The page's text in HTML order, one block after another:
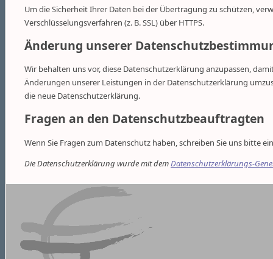
Um die Sicherheit Ihrer Daten bei der Übertragung zu schützen,
Verschlüsselungsverfahren (z. B. SSL) über HTTPS.
Änderung unserer
Wir behalten uns vor, diese Datenschutzerklärung anzupassen,
Änderungen unserer Leistungen in der Datenschutzerklärung
die neue Datenschutzerklärung.
Fragen an den Datenschutzbeauftragten
Wenn Sie Fragen zum Datenschutz haben, schreiben Sie uns bitte
Die Datenschutzerklärung wurde mit demDatenschutzerklärungs-